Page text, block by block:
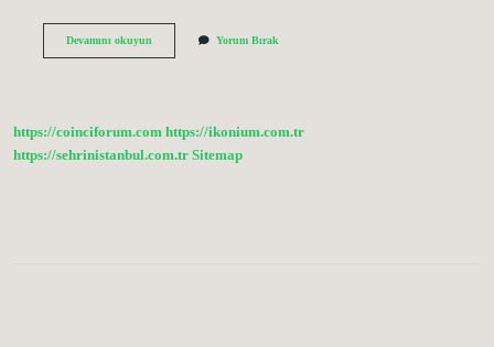
Devamını okuyunBust
Yorum Bırak
https://coinciforum.com https://ikonium.com.tr
https://sehrinistanbul.com.tr Sitemap